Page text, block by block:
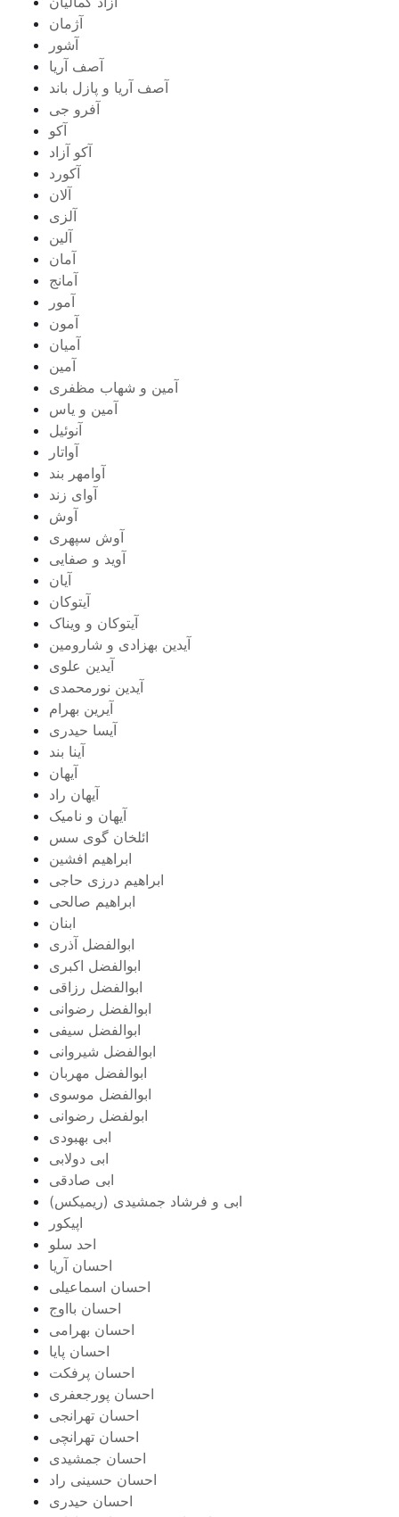
آژمان
آشور
آصف آریا
آصف آریا و پازل باند
آفرو جی
آکو
آکو آزاد
آکورد
آلان
آلزی
آلین
آمان
آمانج
آمور
آمون
آمیان
آمین
آمین و شهاب مظفری
آمین و یاس
آنوئیل
آواتار
آوامهر بند
آوای زند
آوش
آوش سپهری
آوید و صفایی
آیان
آیتوکان
آیتوکان و ویناک
آیدین بهزادی و شارومین
آیدین علوی
آیدین نورمحمدی
آیرین بهرام
آیسا حیدری
آینا بند
آیهان
آیهان راد
آیهان و نامیک
ائلخان گوی سس
ابراهیم افشین
ابراهیم درزی حاجی
ابراهیم صالحی
ابنان
ابوالفضل آذری
ابوالفضل اکبری
ابوالفضل رزاقی
ابوالفضل رضوانی
ابوالفضل سیفی
ابوالفضل شیروانی
ابوالفضل مهربان
ابوالفضل موسوی
ابولفضل رضوانی
ابی بهبودی
ابی دولابی
ابی صادقی
ابی و فرشاد جمشیدی (ریمیکس)
اپیکور
احد سلو
احسان آریا
احسان اسماعیلی
احسان بااوج
احسان بهرامی
احسان پایا
احسان پرفکت
احسان پورجعفری
احسان تهرانجی
احسان تهرانچی
احسان جمشیدی
احسان حسینی راد
احسان حیدری